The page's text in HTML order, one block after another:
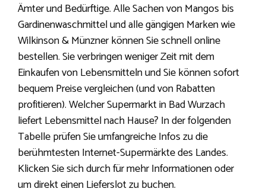
Ämter und Bedürftige. Alle Sachen von Mangos bis
Gardinenwaschmittel und alle gängigen Marken wie
Wilkinson & Münzner können Sie schnell online
bestellen. Sie verbringen weniger Zeit mit dem
Einkaufen von Lebensmitteln und Sie können sofort
bequem Preise vergleichen (und von Rabatten
profitieren). Welcher Supermarkt in Bad Wurzach
liefert Lebensmittel nach Hause? In der folgenden
Tabelle prüfen Sie umfangreiche Infos zu die
berühmtesten Internet-Supermärkte des Landes.
Klicken Sie sich durch für mehr Informationen oder
um direkt einen Lieferslot zu buchen.